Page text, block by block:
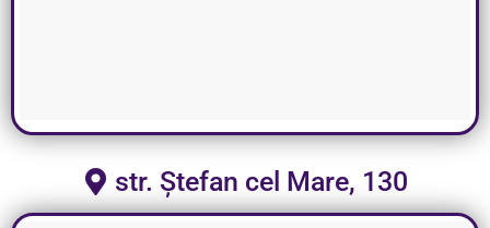
str. Ștefan cel Mare, 130